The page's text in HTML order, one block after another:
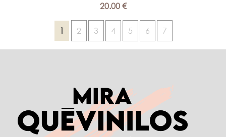
20.00 €
1 2 3 4 5 6 7